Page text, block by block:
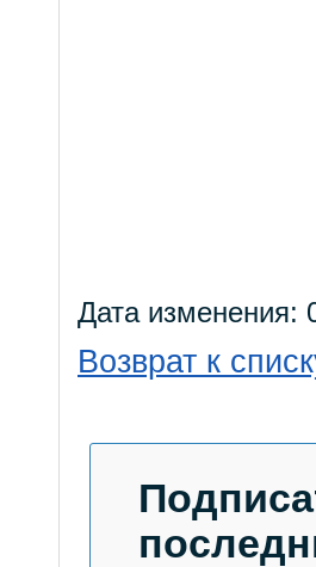
Дата изменения:
Возврат к